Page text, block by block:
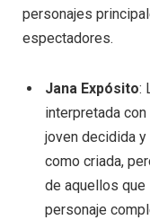
personajes
espectadores.
Jana Expósito:
interpretada
joven decidida
como criada,
de aquellos que
personaje